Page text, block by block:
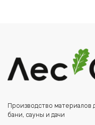
Производство материалов
бани, сауны и дачи